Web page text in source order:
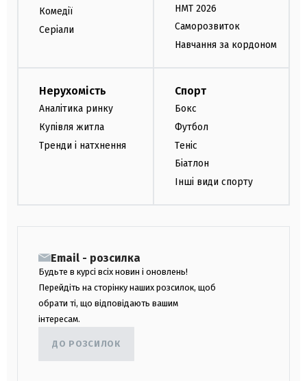
Комедії
Серіали
НМТ 2026
Саморозвиток
Навчання за кордоном
Нерухомість
Аналітика ринку
Купівля житла
Тренди і натхнення
Спорт
Бокс
Футбол
Теніс
Біатлон
Інші види спорту
Email - розсилка
Будьте в курсі всіх новин і оновлень!
Перейдіть на сторінку наших розсилок, щоб
обрати ті, що відповідають вашим
інтересам.
ДО РОЗСИЛОК